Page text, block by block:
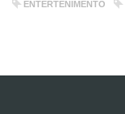
ENTERTENIMENTO